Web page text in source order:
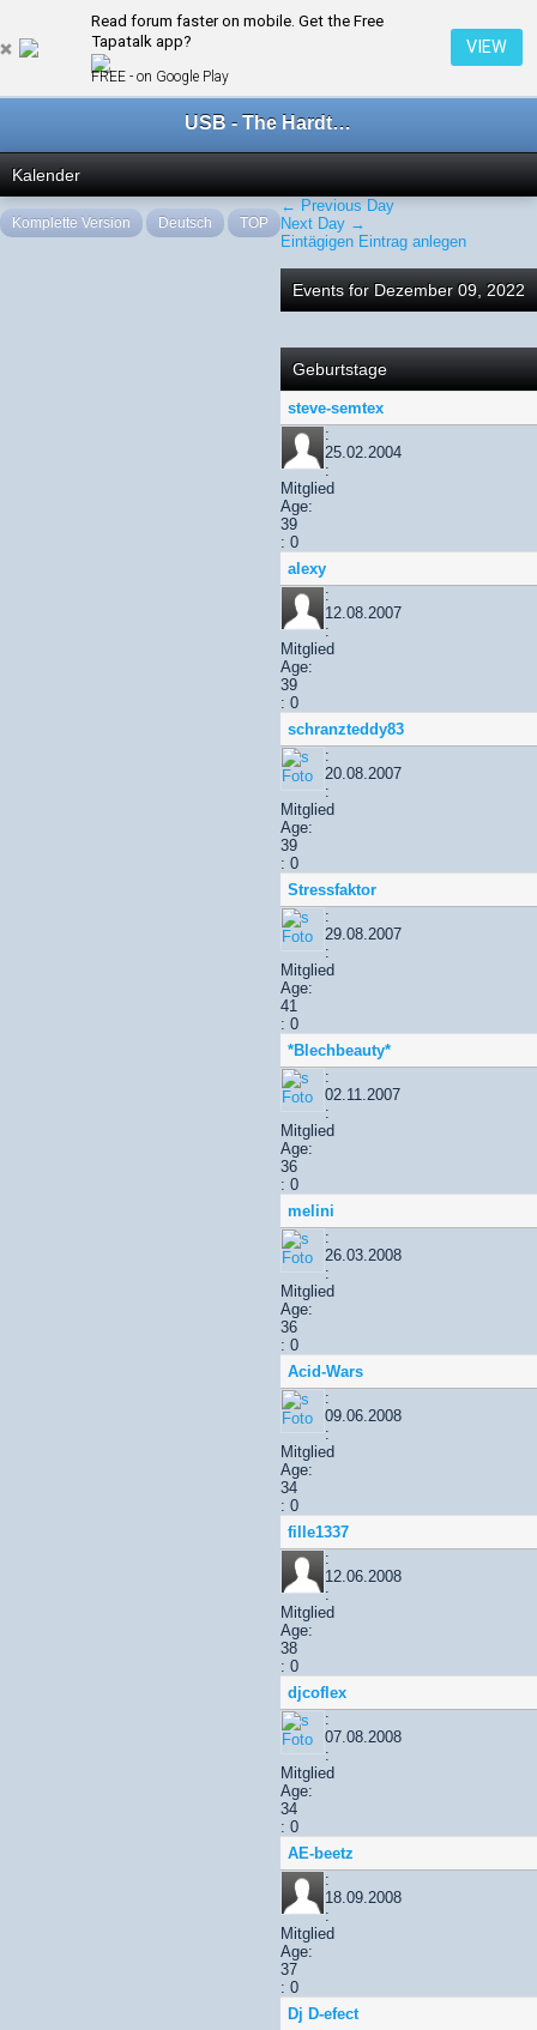
Read forum faster on mobile. Get the Free
Tapatalk app?
FREE - on Google Play
VIEW
← Dezember 2022
USB - The Hardtechno Family
Kalender
← Previous Day
Next Day →
Eintägigen Eintrag anlegen
Events for Dezember 09, 2022
Geburtstage
steve-semtex
:
25.02.2004
:
Mitglied
Age:
39
: 0
alexy
:
12.08.2007
:
Mitglied
Age:
39
: 0
schranzteddy83
:
20.08.2007
:
Mitglied
Age:
39
: 0
Stressfaktor
:
29.08.2007
:
Mitglied
Age:
41
: 0
*Blechbeauty*
:
02.11.2007
:
Mitglied
Age:
36
: 0
melini
:
26.03.2008
:
Mitglied
Age:
36
: 0
Acid-Wars
:
09.06.2008
:
Mitglied
Age:
34
: 0
fille1337
:
12.06.2008
:
Mitglied
Age:
38
: 0
djcoflex
:
07.08.2008
:
Mitglied
Age:
34
: 0
AE-beetz
:
18.09.2008
:
Mitglied
Age:
37
: 0
Dj D-efect
Komplette Version Deutsch TOP